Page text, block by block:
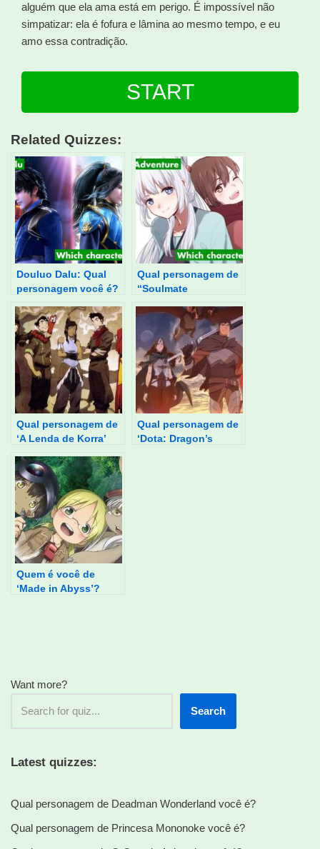
alguém que ela ama está em perigo. É impossível não
simpatizar: ela é fofura e lâmina ao mesmo tempo, e eu
amo essa contradição.
START
Related Quizzes:
Douluo Dalu: Qual
personagem você é?
Qual personagem de
“Soulmate
Qual personagem de
‘A Lenda de Korra’
Qual personagem de
‘Dota: Dragon’s
Quem é você de
‘Made in Abyss’?
Want more?
Search
Latest quizzes:
Qual personagem de Deadman Wonderland você é?
Qual personagem de Princesa Mononoke você é?